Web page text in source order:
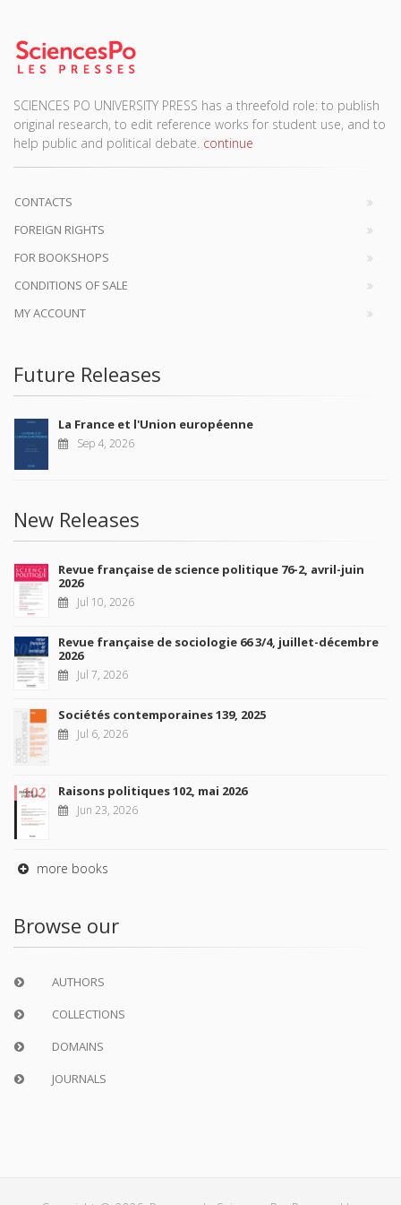
SCIENCES PO UNIVERSITY PRESS has a threefold role: to publish
original research, to edit reference works for student use, and to
help public and political debate. continue
CONTACTS
FOREIGN RIGHTS
FOR BOOKSHOPS
CONDITIONS OF SALE
MY ACCOUNT
Future Releases
La France et l'Union européenne
Sep 4, 2026
New Releases
Revue française de science politique 76-2, avril-juin
2026
Jul 10, 2026
Revue française de sociologie 66 3/4, juillet-décembre
2026
Jul 7, 2026
Sociétés contemporaines 139, 2025
Jul 6, 2026
Raisons politiques 102, mai 2026
Jun 23, 2026
more books
Browse our
AUTHORS
COLLECTIONS
DOMAINS
JOURNALS